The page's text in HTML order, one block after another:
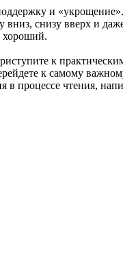
и «укрощение».
снизу вверх и
хороший.
к
к самому
процессе чтения,